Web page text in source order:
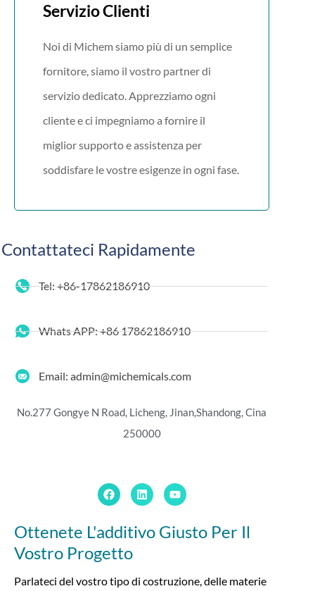
Servizio Clienti
Noi di Michem siamo più di un semplice
fornitore, siamo il vostro partner di
servizio dedicato. Apprezziamo ogni
cliente e ci impegniamo a fornire il
miglior supporto e assistenza per
soddisfare le vostre esigenze in ogni fase.
Contattateci Rapidamente
Tel: +86-17862186910
Whats APP: +86 17862186910
Email: admin@michemicals.com
No.277 Gongye N Road, Licheng, Jinan,Shandong, Cina
250000
Ottenete L'additivo Giusto Per Il
Vostro Progetto
Parlateci del vostro tipo di costruzione, delle materie